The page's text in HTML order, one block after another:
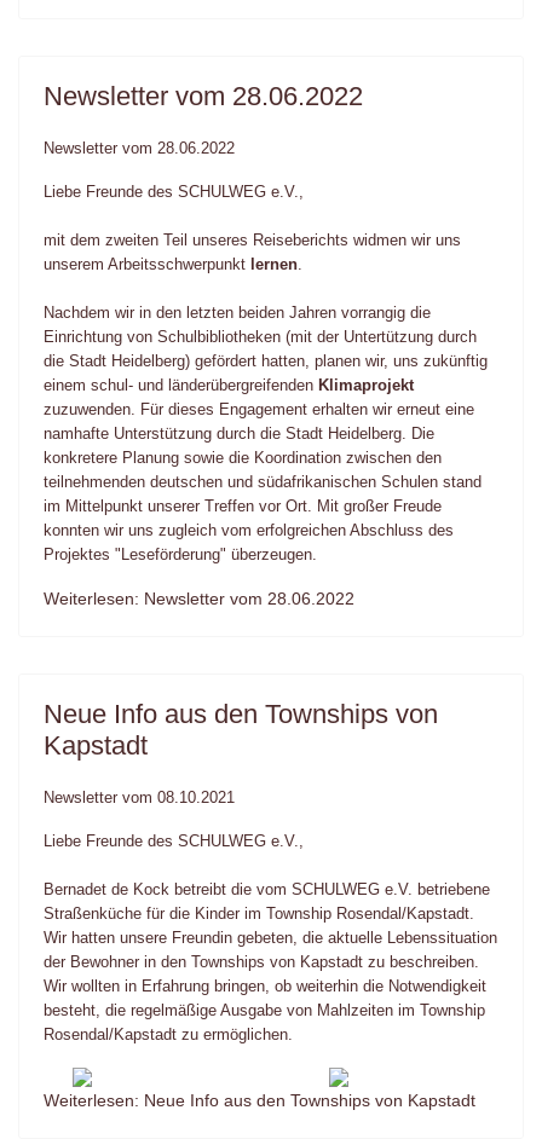
Newsletter vom 28.06.2022
Newsletter vom 28.06.2022
Liebe Freunde des SCHULWEG e.V.,
mit dem zweiten Teil unseres Reiseberichts widmen wir uns
unserem Arbeitsschwerpunkt lernen.
Nachdem wir in den letzten beiden Jahren vorrangig die
Einrichtung von Schulbibliotheken (mit der Untertützung durch
die Stadt Heidelberg) gefördert hatten, planen wir, uns zukünftig
einem schul- und länderübergreifenden Klimaprojekt
zuzuwenden. Für dieses Engagement erhalten wir erneut eine
namhafte Unterstützung durch die Stadt Heidelberg. Die
konkretere Planung sowie die Koordination zwischen den
teilnehmenden deutschen und südafrikanischen Schulen stand
im Mittelpunkt unserer Treffen vor Ort. Mit großer Freude
konnten wir uns zugleich vom erfolgreichen Abschluss des
Projektes "Leseförderung" überzeugen.
Weiterlesen: Newsletter vom 28.06.2022
Neue Info aus den Townships von
Kapstadt
Newsletter vom 08.10.2021
Liebe Freunde des SCHULWEG e.V.,
Bernadet de Kock betreibt die vom SCHULWEG e.V. betriebene
Straßenküche für die Kinder im Township Rosendal/Kapstadt.
Wir hatten unsere Freundin gebeten, die aktuelle Lebenssituation
der Bewohner in den Townships von Kapstadt zu beschreiben.
Wir wollten in Erfahrung bringen, ob weiterhin die Notwendigkeit
besteht, die regelmäßige Ausgabe von Mahlzeiten im Township
Rosendal/Kapstadt zu ermöglichen.
Weiterlesen: Neue Info aus den Townships von Kapstadt